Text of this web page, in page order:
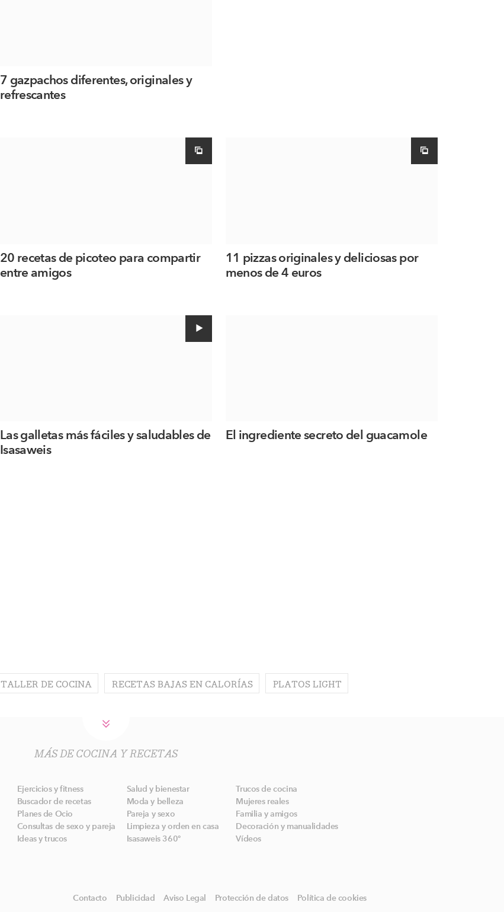
7 gazpachos diferentes, originales y
refrescantes
20 recetas de picoteo para compartir
entre amigos
11 pizzas originales y deliciosas por
menos de 4 euros
Las galletas más fáciles y saludables de
Isasaweis
El ingrediente secreto del guacamole
TALLER DE COCINA RECETAS BAJAS EN CALORÍAS PLATOS LIGHT
MÁS DE COCINA Y RECETAS
Ejercicios y fitness Salud y bienestar
Trucos de cocina
Buscador de recetas Moda y belleza
Mujeres reales
Planes de Ocio Pareja y sexo
Familia y amigos
Consultas de sexo y pareja Limpieza y orden en casa
Decoración y manualidades
Ideas y trucos Isasaweis 360º Vídeos
Contacto Publicidad Aviso Legal Protección de datos Política de cookies